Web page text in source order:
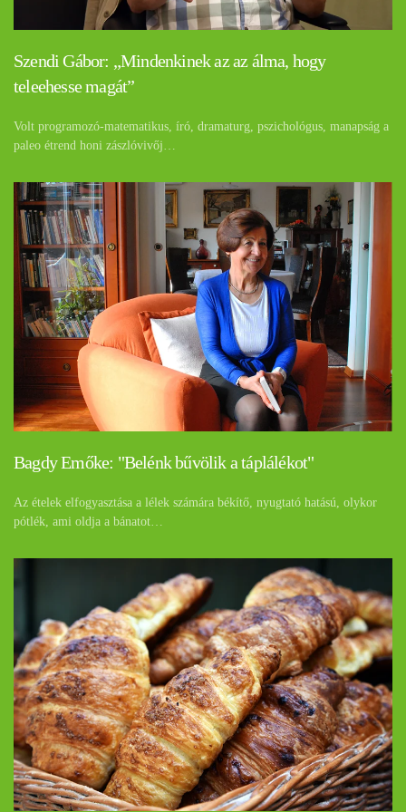
Szendi Gábor: „Mindenkinek az az álma, hogy
teleehesse magát”
Volt programozó-matematikus, író, dramaturg, pszichológus, manapság a
paleo étrend honi zászlóvivőj…
Bagdy Emőke: "Belénk bűvölik a táplálékot"
Az ételek elfogyasztása a lélek számára békítő, nyugtató hatású, olykor
pótlék, ami oldja a bánatot…